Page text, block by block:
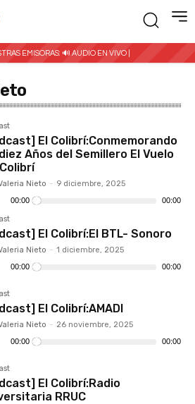
EMISORAS: 🔊 AUDIO EN VIVO |
El Colibrí:Conmemorando
Años del Semillero El Vuelo
Nieto - 9 diciembre, 2025
00:00 00:00
El Colibrí:El BTL- Sonoro
Nieto - 1 diciembre, 2025
00:00 00:00
El Colibrí:AMADI
Nieto - 26 noviembre, 2025
00:00 00:00
El Colibrí:Radio
RRUC